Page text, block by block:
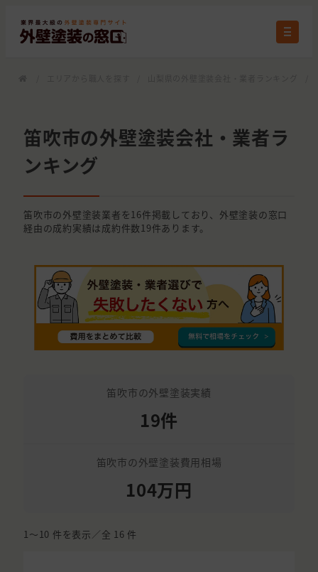
笛吹市の外壁塗装会社・業者ラ
ンキング
笛吹市の外壁塗装業者を16件掲載しており、外壁塗装の窓口
経由の成約実績は成約件数19件あります。
笛吹市の外壁塗装実績
19件
笛吹市の外壁塗装費用相場
104万円
1〜10 件を表示／全 16 件